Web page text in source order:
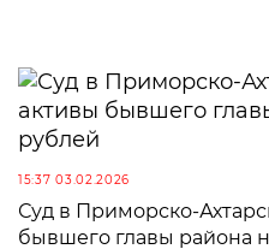
15:37 03.02.2026
Суд в Приморско-
бывшего главы района